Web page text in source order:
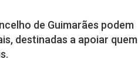
de Guimarães podem
destinadas a apoiar quem